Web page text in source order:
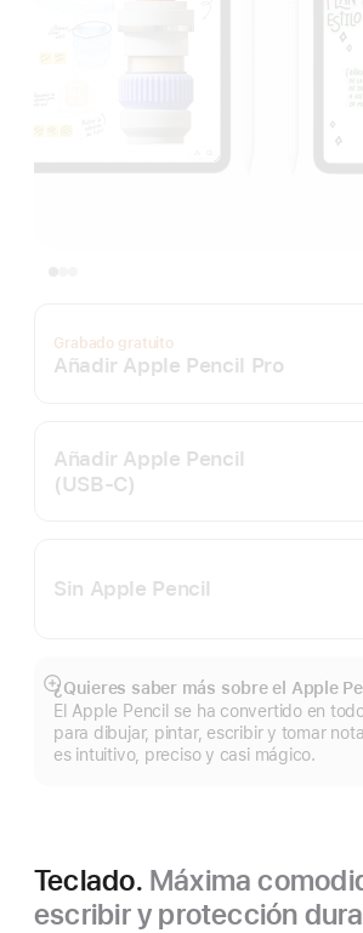
Grabado gratuito
Añadir Apple Pencil Pro
Añadir Apple Pencil
(USB‑C)
Sin Apple Pencil
¿Quieres saber más sobre el Apple
El Apple Pencil se ha convertido en
para dibujar, pintar, escribir y tomar
es intuitivo, preciso y casi mágico.
Mostrar
más
Teclado. Máxima
escribir y protección